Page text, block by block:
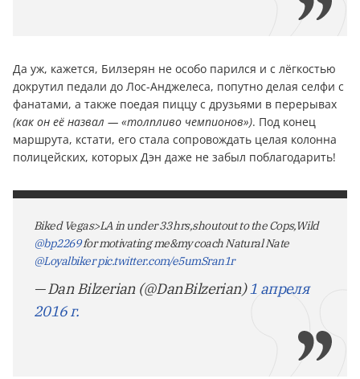
Да уж, кажется, Билзерян не особо парился и с лёгкостью
докрутил педали до Лос-Анджелеса, попутно делая селфи с
фанатами, а также поедая пиццу с друзьями в перерывах
(как он её назвал — «толпливо чемпионов»). Под конец
маршрута, кстати, его стала сопровождать целая колонна
полицейских, которых Дэн даже не забыл поблагодарить!
Biked Vegas>LA in under 33 hrs,shoutout to the Cops,Wild
@bp2269for motivating me&my coach Natural Nate
@Loyalbikerpic.twitter.com/e5umSran1r
— Dan Bilzerian (@DanBilzerian)1 апреля
2016 г.